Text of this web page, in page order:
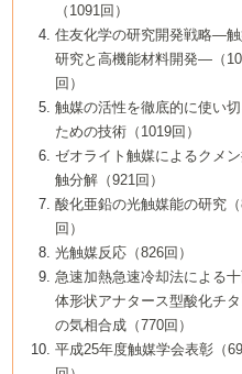
8号 若手研究者による触媒研究の未来
2：大学・研究所編
8号 イオン液体の応用
8号 多機能型リアクター
8号 超臨界流体を用いた化学プロセス
6号 第94回触媒討論会
7号 サブナノレベルでみた新しい表面
8号 オレフィン重合触媒の新たな展
5号 基礎化学品製造の触媒技術
6号 第92回触媒討論会
7号 基礎化学品製造の触媒技術
8号 資源の循環と触媒技術
4号 ナノ材料の調製と機能化
5号 こんな触媒が欲しい
6号 第90回触媒討論会
7号 触媒研究と学術雑誌/情報
8号 若い世代からみた触媒化学の現状と
3号 生体触媒とバイオプロセス
4号 水素製造・利用の触媒化学
5号 触媒研究における新しい切り口：コ
ビナトリアルケミストリー
6号 第88回触媒討論会特集号
7号 企業における触媒研究のブレーク
8号 この材料を触媒として使ってみま
2号 第85回触媒討論会
3号 反応ダイナミクス
5号 触媒のおもしろさをどのように伝
6号 第86回触媒討論会
7号 水素化精製触媒の新しい展開
8号 新しい反応性と機能性を目指した金
クラスタ-化学
1号 孔、穴、あな?-特異な空間とその利
2号 第83回触媒討論会
3号 均一系触媒反応最前線
4号 実用炭素材料の新展開
5号 研究の方法論を考える
7号 機能性金属材料と触媒
8号 触媒研究へのNMRの応用と展望
▼40巻（1998年）
進展と21世紀への提言/創立40周年記念
媒学会この10年の歩みとこれから/創立
2号 第81回触媒討論会
3号 計算機触媒化学へのさそい
4号 触媒劣化の制御と予測
5号 最新の実用プロセスと触媒
6号 第82回触媒討論会
7号 ナノ構造体の化学
8号 あの反応は今
1号 均一系と不均一系触媒反応-その特徴
接点
2号 第79回触媒討論会
3号 最新NO除去触媒の実用化研究
4号 新しい反応場を目指した触媒調製
5号 反応・分離技術の新しい展開
6号 第80回触媒討論会
8号 AFMでみる世界
▼38巻（1996年）
1号 触媒の構造と触媒作用/C1化学を中
する21世紀への触媒
3号 オリンピックメダル:金・銀・銅は
な触媒作用を示すか
4号 触媒作用における機能の複合化
5号 未来を拓け！若手研究者
6号 第78回触媒討論会
7号 ダイナミックな領域への触媒研究の
開/C1化学を中心とする21世紀への触媒
▼37巻（1995年）
1号 ファインケミカルズと固体触媒
2号 第75回触媒討論会
3号 希土類を利用した触媒
4号 触媒とリサイクル
5号 エネルギー変換触媒
6号 第76回触媒討論会
7号 表面吸着相の新しい展開
8号 マイクロポーラス・クリスタル触媒
▼36巻（1994年）
1号 電気化学と触媒
2号 第73回触媒討論会
3号 C4化学の展開
4号 《通常号》
5号 《通常号》
6号 第74回触媒討論会
▼35巻（1993年）
1号 工業触媒開発マニュアル―探索か
業化まで
2号 第71回触媒討論会
3号 研究開発のうらおもて―着想と展開
4号 触媒劣化と寿命の予測
5号 環境に優しい触媒
▼34巻（1992年）
1号 インパクトを与えたこの研究
2号 第69回触媒討論会
3号 ケミカルズ合成触媒―新しい展開と
▼33巻（1991年）
1号 触媒プロセス開発マニュアル―探
ら工業化まで，知っておきたいこと
2号 第67回触媒討論会
▼32巻（1990年）
1号 21世紀に向けて触媒研究の飛躍をめ
す―触媒化学の裾野を広げよう
2号 第65回触媒討論会
▼31巻（1989年）
1号 情報科学と反応設計・材料設計
▼30巻（1988年）
（1091回）
住友化学の研究開発戦略―
研究と高機能材料開発―（
回）
触媒の活性を徹底的に使い
ための技術（1019回）
ゼオライト触媒によるクメ
触分解（921回）
酸化亜鉛の光触媒能の研究
回）
光触媒反応（826回）
急速加熱急速冷却法による
体形状アナタース型酸化チ
の気相合成（770回）
平成25年度触媒学会表彰（